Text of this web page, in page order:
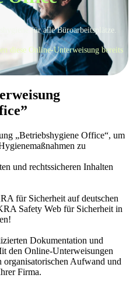
für alle Büroarbeitsplätze.
diese Online-Unterweisung bereits
„Betriebshygiene Office“, um
zu
und rechtssicheren Inhalten
für Sicherheit auf deutschen
Safety Web für Sicherheit in
Dokumentation und
den Online-Unterweisungen
Aufwand und
Firma.